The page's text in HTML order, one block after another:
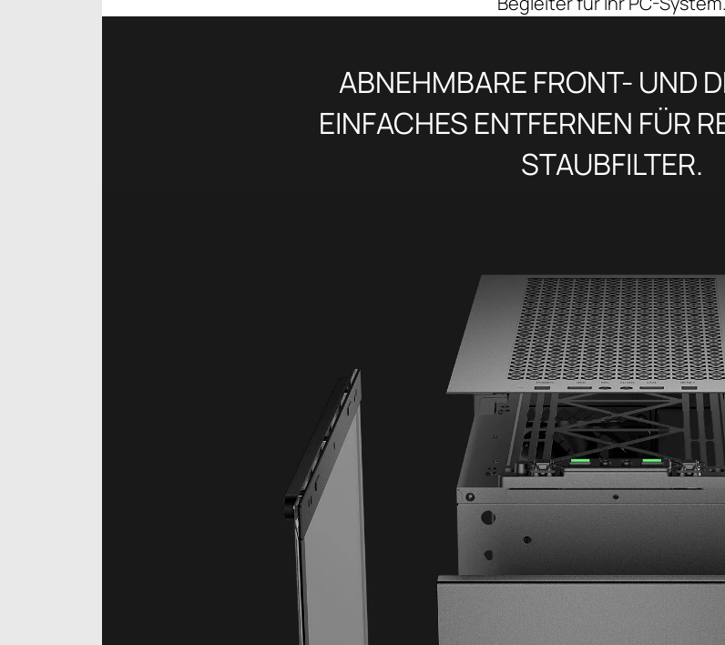
ABNEHMBARE FRONT- UND
EINFACHES ENTFERNEN FÜR
STAUBFILTER.